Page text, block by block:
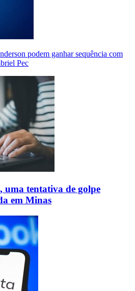
podem ganhar sequência com
Pec
uma tentativa de golpe
em Minas